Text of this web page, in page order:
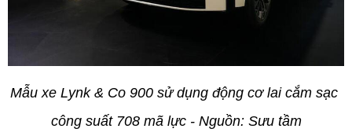
Mẫu xe Lynk & Co 900 sử dụng động cơ lai cắm sạc
công suất 708 mã lực - Nguồn: Sưu tầm